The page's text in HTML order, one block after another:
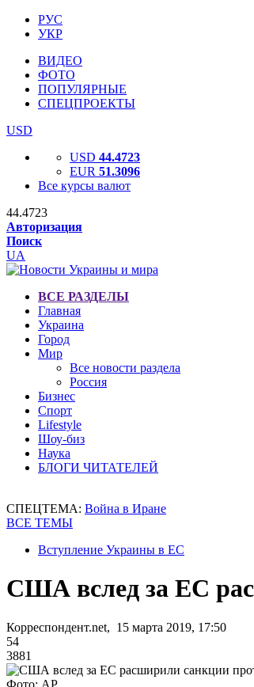
РУС
УКР
ВИДЕО
ФОТО
ПОПУЛЯРНЫЕ
СПЕЦПРОЕКТЫ
USD
USD 44.4723
EUR 51.3096
Все курсы валют
44.4723
Авторизация
Поиск
UA
ВСЕ РАЗДЕЛЫ
Главная
Украина
Город
Мир
Все новости раздела
Россия
Бизнес
Спорт
Lifestyle
Шоу-биз
Наука
БЛОГИ ЧИТАТЕЛЕЙ
СПЕЦТЕМА: Война в Иране
ВСЕ ТЕМЫ
Вступление Украины в ЕС
США вслед за ЕС
Корреспондент.net, 15 марта 2019, 17:50
54
3881
Фото: AP